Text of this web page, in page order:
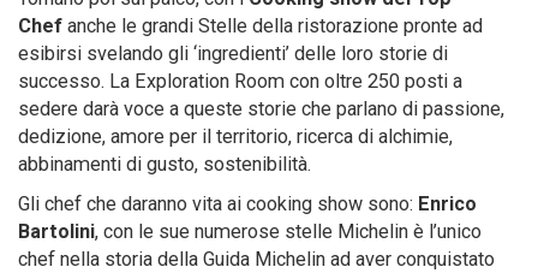
Chef anche le grandi Stelle della ristorazione pronte ad
esibirsi svelando gli ‘ingredienti’ delle loro storie di
successo. La Exploration Room con oltre 250 posti a
sedere darà voce a queste storie che parlano di passione,
dedizione, amore per il territorio, ricerca di alchimie,
abbinamenti di gusto, sostenibilità.
Gli chef che daranno vita ai cooking show sono: Enrico
Bartolini, con le sue numerose stelle Michelin è l’unico
chef nella storia della Guida Michelin ad aver conquistato